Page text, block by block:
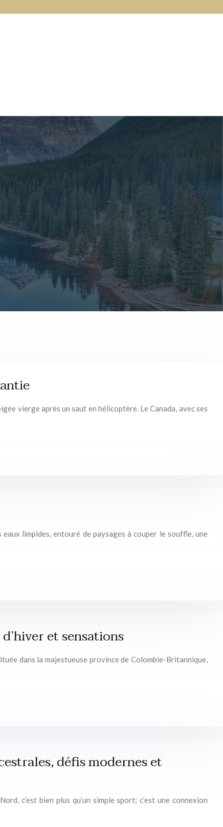
vierge après un saut en hélicoptère. Le Canada, avec ses
limpides, entouré de paysages à couper le souffle, une
et sensations
dans la majestueuse province de Colombie-Britannique,
défis modernes et
c’est bien plus qu’un simple sport; c’est une connexion